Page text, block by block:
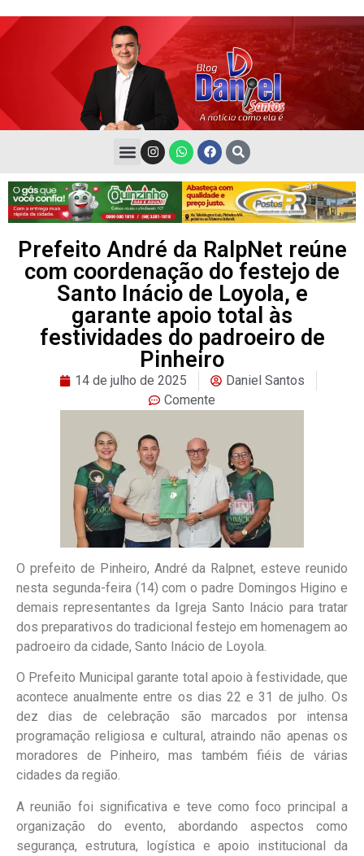
Prefeito André da RalpNet reúne
com coordenação do festejo de
Santo Inácio de Loyola, e
garante apoio total às
festividades do padroeiro de
Pinheiro
14 de julho de 2025
Daniel Santos
Comente
O prefeito de Pinheiro, André da Ralpnet, esteve reunido
nesta segunda-feira (14) com o padre Domingos Higino e
demais representantes da Igreja Santo Inácio para tratar
dos preparativos do tradicional festejo em homenagem ao
padroeiro da cidade, Santo Inácio de Loyola.
O Prefeito Municipal garante total apoio à festividade, que
acontece anualmente entre os dias 22 e 31 de julho. Os
dez dias de celebração são marcados por intensa
programação religiosa e cultural, atraindo não apenas os
moradores de Pinheiro, mas também fiéis de várias
cidades da região.
A reunião foi significativa e teve como foco principal a
organização do evento, abordando aspectos como
segurança, estrutura, logística e apoio institucional da